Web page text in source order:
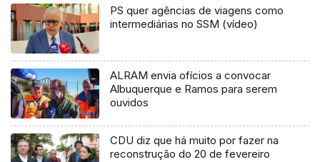
PS quer agências de viagens como
intermediárias no SSM (vídeo)
ALRAM envia ofícios a convocar
Albuquerque e Ramos para serem
ouvidos
CDU diz que há muito por fazer na
reconstrução do 20 de fevereiro